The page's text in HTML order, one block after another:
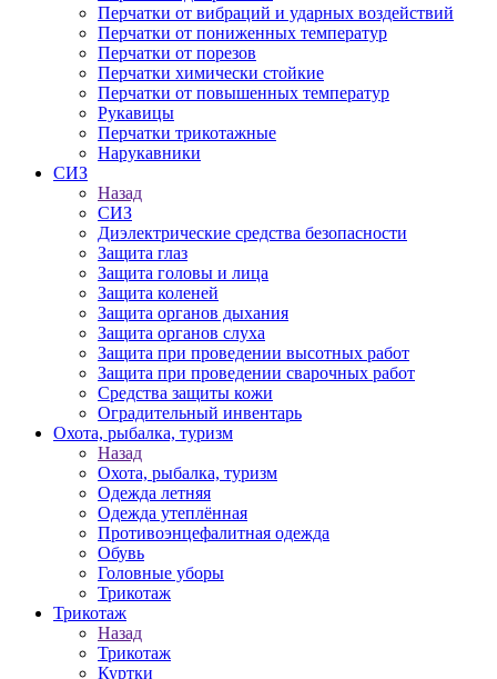
Перчатки от вибраций и ударных воздействий
Перчатки от пониженных температур
Перчатки от порезов
Перчатки химически стойкие
Перчатки от повышенных температур
Рукавицы
Перчатки трикотажные
Нарукавники
СИЗ
Назад
СИЗ
Диэлектрические средства безопасности
Защита глаз
Защита головы и лица
Защита коленей
Защита органов дыхания
Защита органов слуха
Защита при проведении высотных работ
Защита при проведении сварочных работ
Средства защиты кожи
Оградительный инвентарь
Охота, рыбалка, туризм
Назад
Охота, рыбалка, туризм
Одежда летняя
Одежда утеплённая
Противоэнцефалитная одежда
Обувь
Головные уборы
Трикотаж
Трикотаж
Назад
Трикотаж
Куртки